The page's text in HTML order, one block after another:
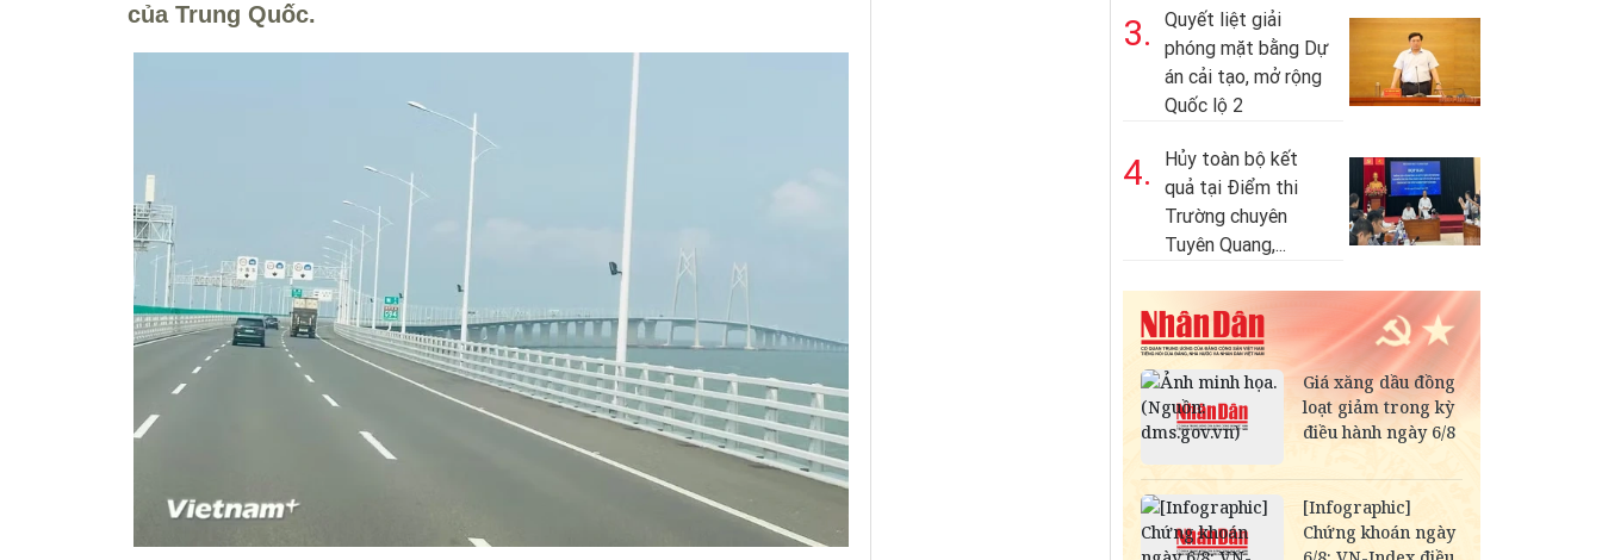
của Trung Quốc.
3.
Quyết liệt giải
phóng mặt bằng Dự
án cải tạo, mở rộng
Quốc lộ 2
4.
Hủy toàn bộ kết
quả tại Điểm thi
Trường chuyên
Tuyên Quang,...